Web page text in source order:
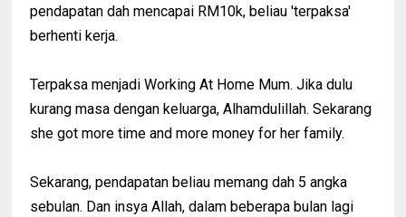
pendapatan dah mencapai RM10k, beliau 'terpaksa'
berhenti kerja.
Terpaksa menjadi Working At Home Mum. Jika dulu
kurang masa dengan keluarga, Alhamdulillah. Sekarang
she got more time and more money for her family.
Sekarang, pendapatan beliau memang dah 5 angka
sebulan. Dan insya Allah, dalam beberapa bulan lagi